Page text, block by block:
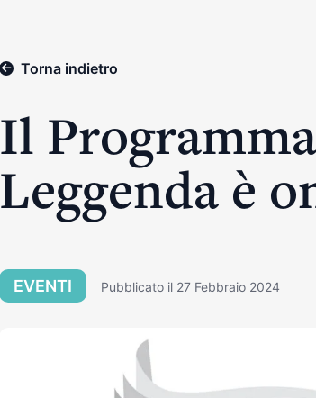
Torna indietro
Il
Leggenda è
EVENTI Pubblicato il 27 Febbraio 2024